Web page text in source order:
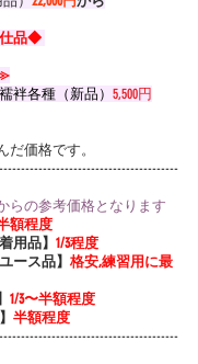
品◆
袢各種（新品） 5,500円
価格です。
らの参考価格となります
額程度
用品】 1/3程度
ース品】 格安,練習用に最
1/3〜半額程度
半額程度